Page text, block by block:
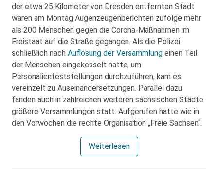
der etwa 25 Kilometer von Dresden entfernten Stadt
waren am Montag Augenzeugenberichten zufolge mehr
als 200 Menschen gegen die Corona-Maßnahmen im
Freistaat auf die Straße gegangen. Als die Polizei
schließlich nach Auflösung der Versammlung einen Teil
der Menschen eingekesselt hatte, um
Personalienfeststellungen durchzuführen, kam es
vereinzelt zu Auseinandersetzungen. Parallel dazu
fanden auch in zahlreichen weiteren sächsischen Städte
größere Versammlungen statt. Aufgerufen hatte wie in
den Vorwochen die rechte Organisation „Freie Sachsen“.
Weiterlesen